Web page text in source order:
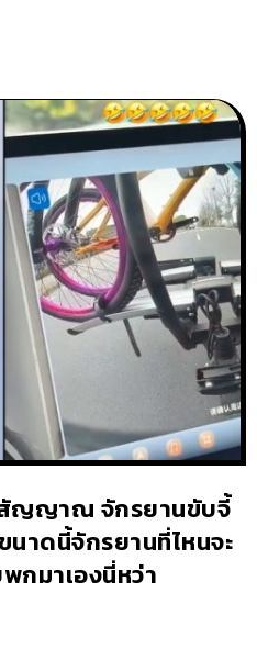
สัญญาณ จักรยานขับจี้
าดนี้จักรยานที่ไหนจะ
กมาเองนี่หว่า